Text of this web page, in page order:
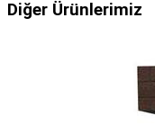
Diğer Ürünlerimiz